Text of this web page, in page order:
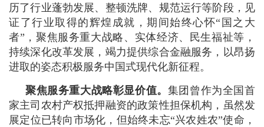
历了行业蓬勃发展、整顿洗牌、规范运行等阶段，见
证了行业取得的辉煌成就，期间始终心怀“国之大
者”，聚焦服务重大战略、实体经济、民生福祉等，
持续深化改革发展，竭力提供综合金融服务，以昂扬
进取的姿态积极服务中国式现代化新征程。
聚焦服务重大战略彰显价值。 集团曾作为全国首
家主司农村产权抵押融资的政策性担保机构，虽然发
展定位已转向市场化，但始终未忘“兴农姓农”使命，